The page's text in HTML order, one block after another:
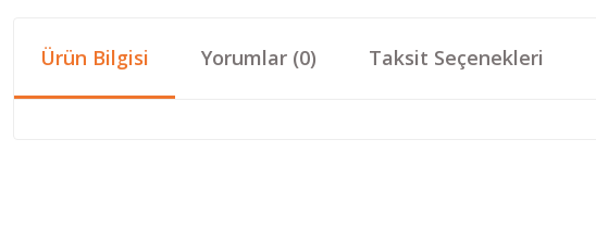
Ürün Bilgisi Yorumlar (0) Taksit Seçenekleri